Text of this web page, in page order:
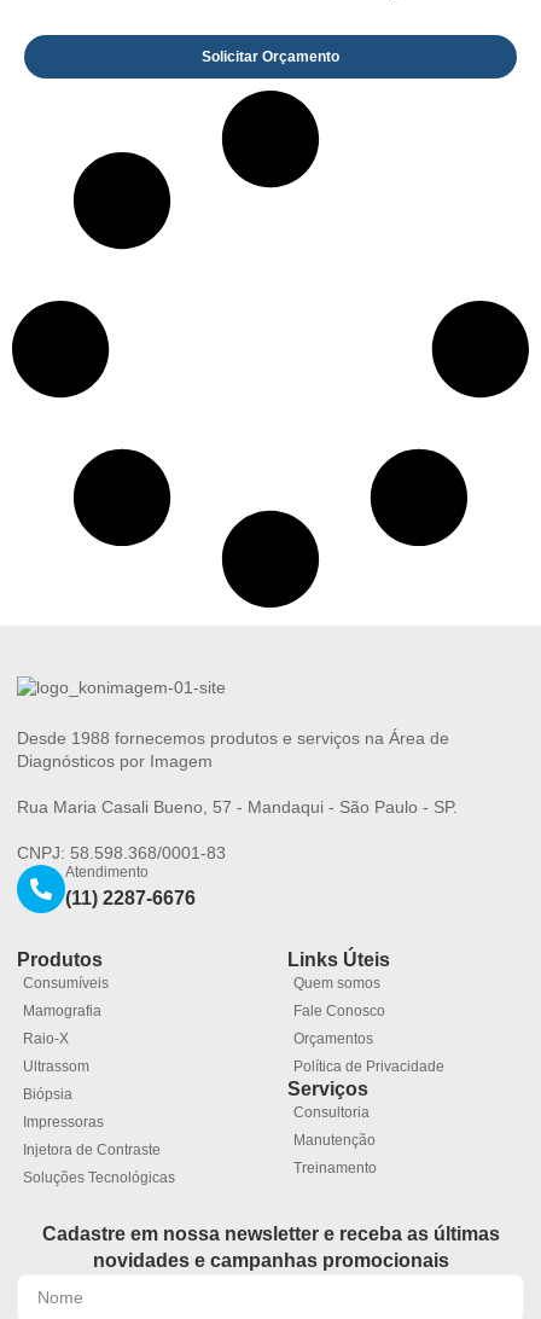
Solicitar Orçamento
Desde 1988 fornecemos produtos e serviços na Área de
Diagnósticos por Imagem
Rua Maria Casali Bueno, 57 - Mandaqui - São Paulo - SP.
CNPJ: 58.598.368/0001-83
Atendimento
(11) 2287-6676
Produtos
Consumíveis
Mamografia
Raio-X
Ultrassom
Biópsia
Impressoras
Injetora de Contraste
Soluções Tecnológicas
Links Úteis
Quem somos
Fale Conosco
Orçamentos
Política de Privacidade
Serviços
Consultoria
Manutenção
Treinamento
Cadastre em nossa newsletter e receba as últimas
novidades e campanhas promocionais